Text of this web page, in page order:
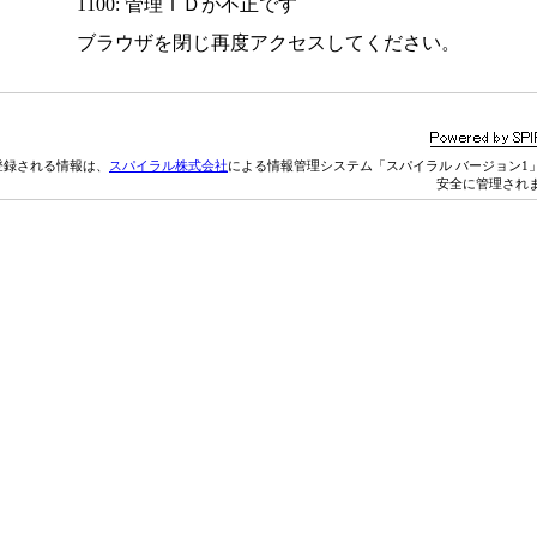
1100: 管理ＩＤが不正です
ブラウザを閉じ再度アクセスしてください。
される情報は、 スパイラル株式会社による情報管理システム「スパイラル バージョン1
安全に管理され